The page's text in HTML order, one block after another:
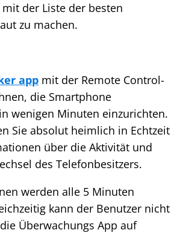
der Liste der besten
zu machen.
app mit der Remote Control-
die Smartphone
wenigen Minuten einzurichten.
Sie absolut heimlich in Echtzeit
über die Aktivität und
des Telefonbesitzers.
werden alle 5 Minuten
kann der Benutzer nicht
Überwachungs App auf